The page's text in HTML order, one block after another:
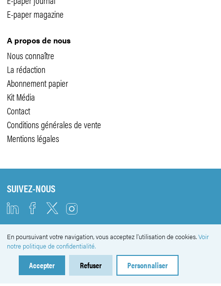
E-paper magazine
A propos de nous
Nous connaître
La rédaction
Abonnement papier
Kit Média
Contact
Conditions générales de vente
Mentions légales
SUIVEZ-NOUS
NEWSLETTER
En poursuivant votre navigation, vous acceptez l'utilisation de cookies.Voir
notre politique de confidentialité.
Accepter Refuser Personnaliser